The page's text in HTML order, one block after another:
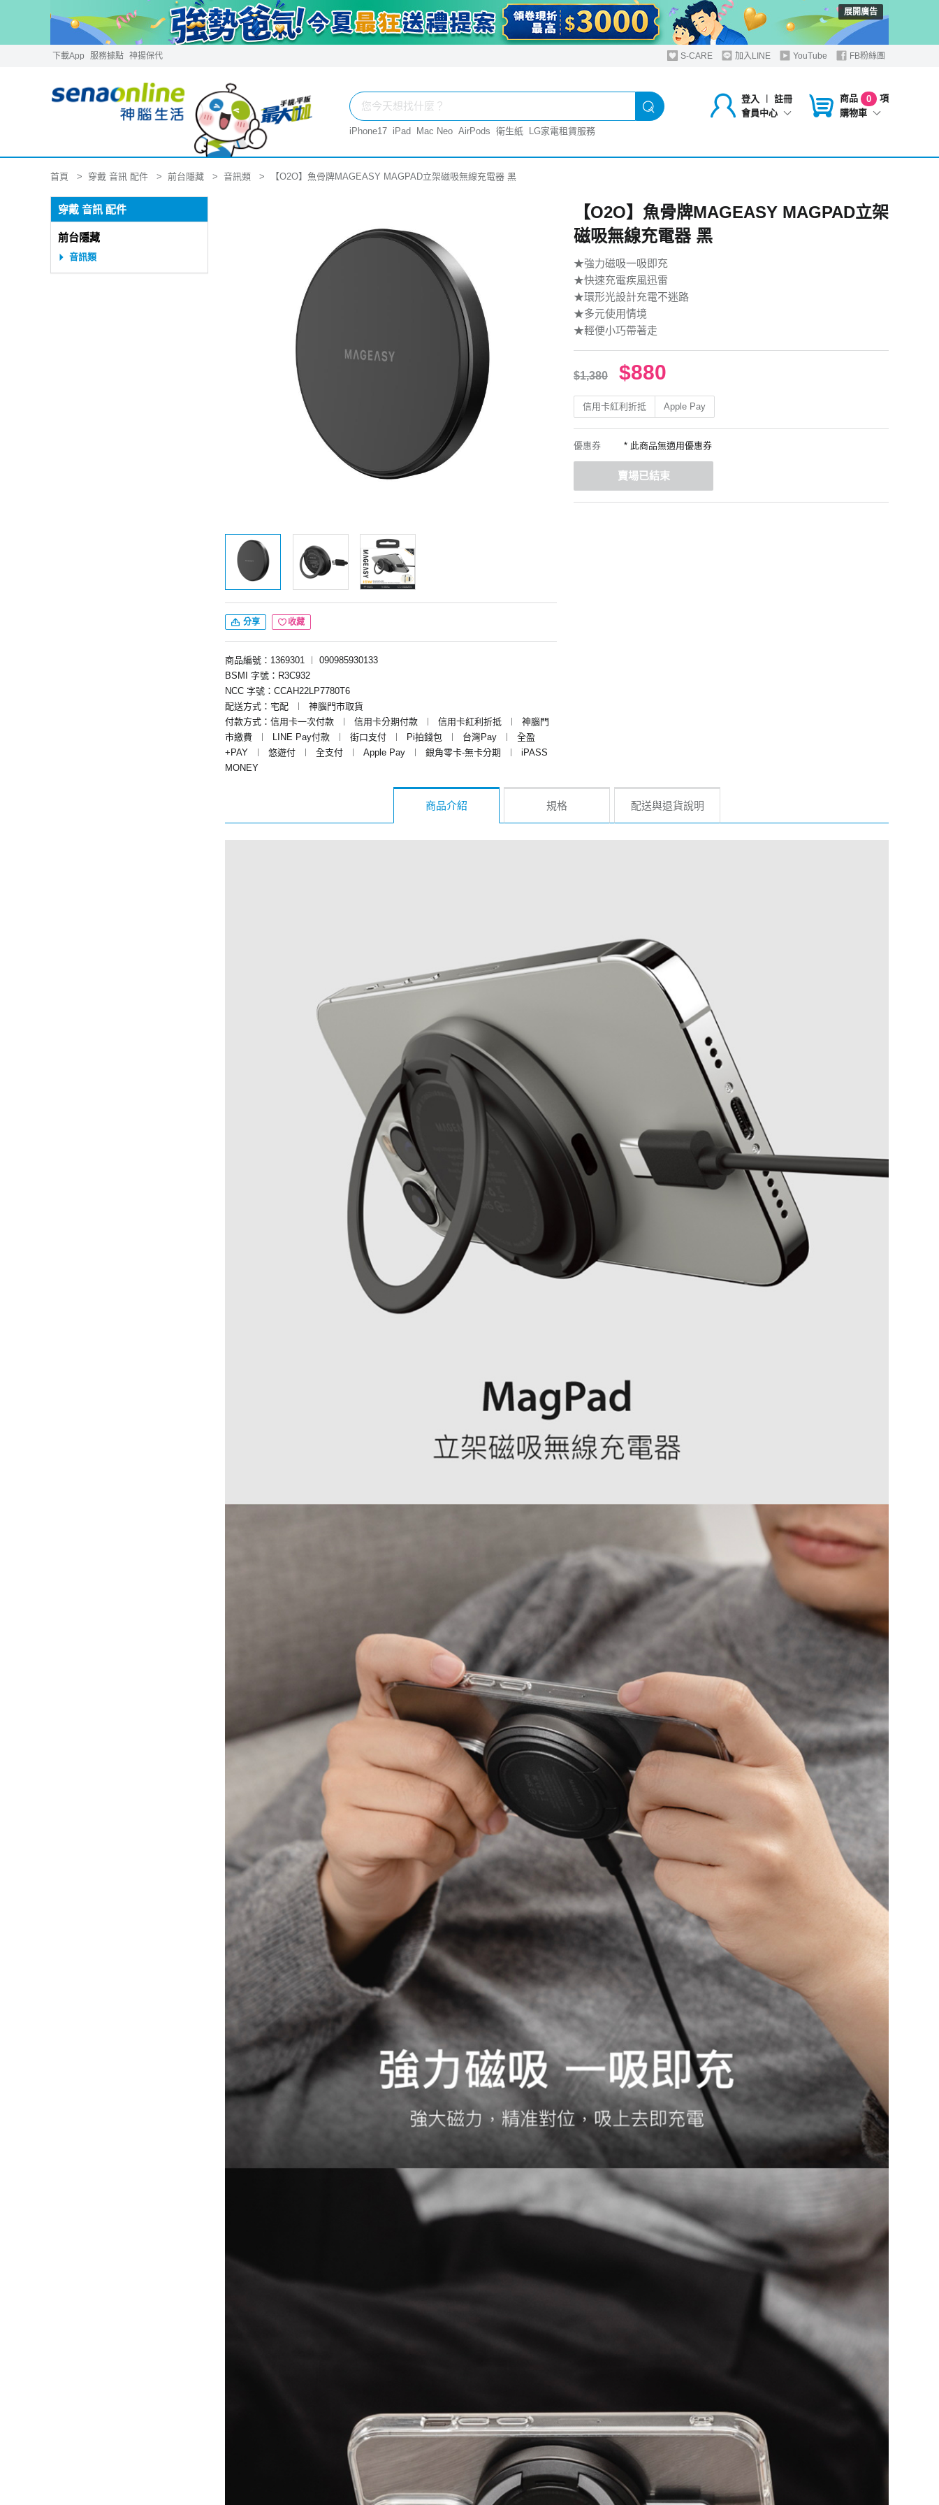
展開廣告
下載App 服務據點 神揚保代 S-CARE 加入LINE YouTube FB粉絲團
登入 ︱
註冊
會員中心
商品 0
項
購物車
iPhone17 iPad Mac Neo AirPods 衛生紙 LG家電租賃服務
首頁 穿戴 音訊 配件 前台隱藏 音訊類 【O2O】魚骨牌MAGEASY MAGPAD立架磁吸無線充電器 黑
穿戴 音訊 配件
前台隱藏
音訊類
分享 收藏
商品編號：1369301
090985930133
BSMI 字號：R3C932
NCC 字號：CCAH22LP7780T6
配送方式：宅配
神腦門市取貨
付款方式：信用卡一次付款
信用卡分期付款 信用卡紅利折抵
神腦門
市繳費
LINE Pay付款 街口支付 Pi拍錢包 台灣Pay
全盈
+PAY
悠遊付 全支付 Apple Pay 銀角零卡-無卡分期
iPASS
MONEY
【O2O】魚骨牌MAGEASY MAGPAD立架
磁吸無線充電器 黑
★強力磁吸一吸即充
★快速充電疾風迅雷
★環形光設計充電不迷路
★多元使用情境
★輕便小巧帶著走
$1,380 $880
信用卡紅利折抵 Apple Pay
優惠券 * 此商品無適用優惠券
賣場已結束
商品介紹 規格 配送與退貨說明